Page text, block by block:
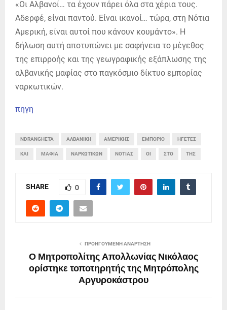
«Οι Αλβανοί… τα έχουν πάρει όλα στα χέρια τους.
Αδερφέ, είναι παντού. Είναι ικανοί… τώρα, στη Νότια
Αμερική, είναι αυτοί που κάνουν κουμάντο». Η
δήλωση αυτή αποτυπώνει με σαφήνεια το μέγεθος
της επιρροής και της γεωγραφικής εξάπλωσης της
αλβανικής μαφίας στο παγκόσμιο δίκτυο εμπορίας
ναρκωτικών.
πηγη
NDRANGHETA ΑΛΒΑΝΙΚΉ ΑΜΕΡΙΚΉΣ ΕΜΠΌΡΙΟ ΗΓΈΤΕΣ
ΚΑΙ ΜΑΦΊΑ ΝΑΡΚΩΤΙΚΏΝ ΝΌΤΙΑΣ ΟΙ ΣΤΟ ΤΗΣ
SHARE 0
ΠΡΟΗΓΟΎΜΕΝΗ ΑΝΆΡΤΗΣΗ
Ο Μητροπολίτης Απολλωνίας Νικόλαος
ορίστηκε τοποτηρητής της Μητρόπολης
Αργυροκάστρου